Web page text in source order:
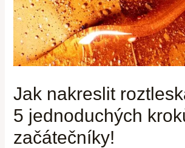
Jak nakreslit
5 jednoduchých
začátečníky!